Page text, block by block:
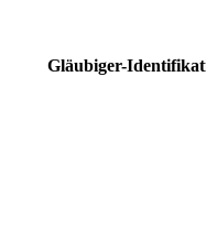
Gläubiger-